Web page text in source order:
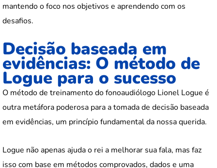
mantendo o foco nos objetivos e aprendendo com os
desafios.
Decisão baseada em
evidências: O método de
Logue para o sucesso
O método de treinamento do fonoaudiólogo Lionel Logue é
outra metáfora poderosa para a tomada de decisão baseada
em evidências, um princípio fundamental da nossa querida.
Logue não apenas ajuda o rei a melhorar sua fala, mas faz
isso com base em métodos comprovados, dados e uma